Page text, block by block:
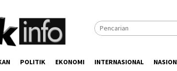
POLITIK EKONOMI INTERNASIONAL